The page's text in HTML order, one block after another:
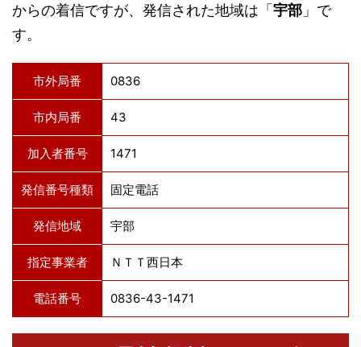
からの着信ですが、発信された地域は「 宇部 」で
す。
市外局番 0836
市内局番 43
加入者番号 1471
発信番号種類 固定電話
発信地域 宇部
指定事業者 ＮＴＴ西日本
電話番号 0836-43-1471